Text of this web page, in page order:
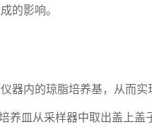
的影响。
器内的琼脂培养基，从而实
养皿从采样器中取出盖上盖